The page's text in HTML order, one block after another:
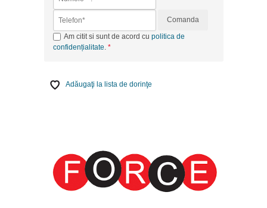
Comanda
Am citit si sunt de acord cu politica de
confidențialitate
Adăugaţi la lista de dorinţe